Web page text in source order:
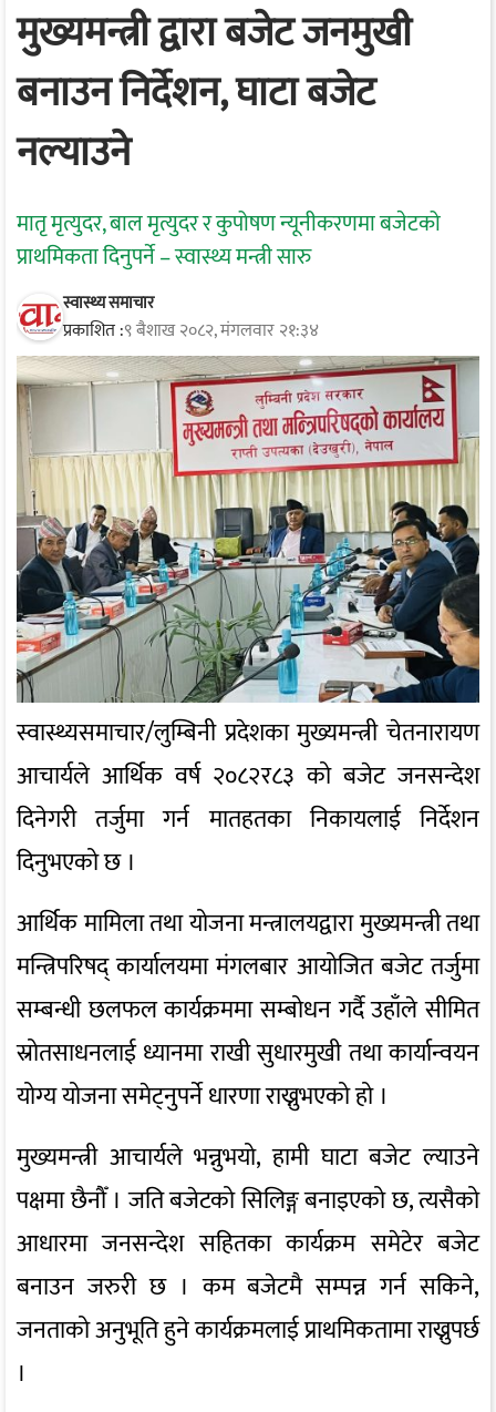
मुख्यमन्त्री द्वारा बजेट जनमुखी
बनाउन निर्देशन, घाटा बजेट
नल्याउने
मातृ मृत्युदर, बाल मृत्युदर र कुपोषण न्यूनीकरणमा बजेटको
प्राथमिकता दिनुपर्ने – स्वास्थ्य मन्त्री सारु
स्वास्थ्य समाचार
प्रकाशित :९ बैशाख २०८२, मंगलवार २१:३४
स्वास्थ्यसमाचार/लुम्बिनी प्रदेशका मुख्यमन्त्री चेतनारायण
आचार्यले आर्थिक वर्ष २०८२र८३ को बजेट जनसन्देश
दिनेगरी तर्जुमा गर्न मातहतका निकायलाई निर्देशन
दिनुभएको छ ।
आर्थिक मामिला तथा योजना मन्त्रालयद्वारा मुख्यमन्त्री तथा
मन्त्रिपरिषद् कार्यालयमा मंगलबार आयोजित बजेट तर्जुमा
सम्बन्धी छलफल कार्यक्रममा सम्बोधन गर्दै उहाँले सीमित
स्रोतसाधनलाई ध्यानमा राखी सुधारमुखी तथा कार्यान्वयन
योग्य योजना समेट्नुपर्ने धारणा राख्नुभएको हो ।
मुख्यमन्त्री आचार्यले भन्नुभयो, हामी घाटा बजेट ल्याउने
पक्षमा छैनौँ । जति बजेटको सिलिङ्ग बनाइएको छ, त्यसैको
आधारमा जनसन्देश सहितका कार्यक्रम समेटेर बजेट
बनाउन जरुरी छ । कम बजेटमै सम्पन्न गर्न सकिने,
जनताको अनुभूति हुने कार्यक्रमलाई प्राथमिकतामा राख्नुपर्छ
।